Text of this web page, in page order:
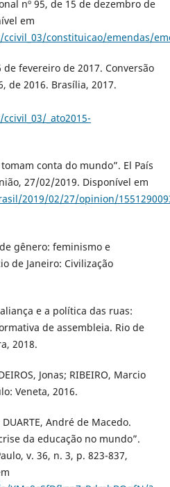
nº 95, de 15 de dezembro de
em
constituicao/emendas/emc/
de fevereiro de 2017. Conversão
de 2016. Brasília, 2017.
_ato2015-
conta do mundo”. El País
27/02/2019. Disponível em
2019/02/27/opinion/
gênero: feminismo e
de Janeiro: Civilização
e a política das ruas:
de assembleia. Rio de
2018.
Jonas; RIBEIRO, Marcio
Veneta, 2016.
André de Macedo.
da educação no mundo”.
v. 36, n. 3, p. 823-837,